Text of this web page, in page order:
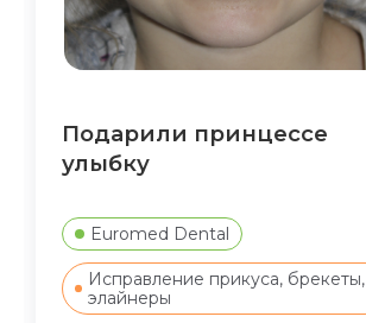
Подарили принцессе
улыбку
Euromed Dental
Исправление прикуса, брекеты,
элайнеры